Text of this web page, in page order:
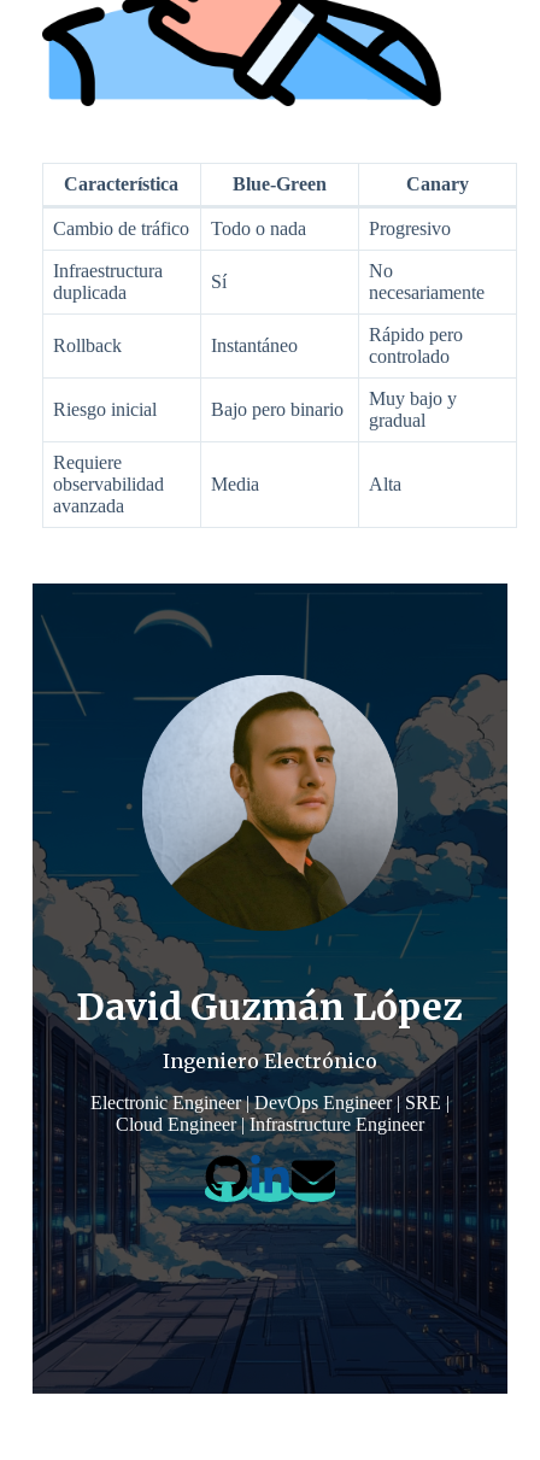
Característica Blue-Green Canary
Cambio de tráfico Todo o nada Progresivo
Infraestructura
duplicada
Sí
No
necesariamente
Rollback Instantáneo
Rápido pero
controlado
Riesgo inicial Bajo pero binario
Muy bajo y
gradual
Requiere
observabilidad
avanzada
Media Alta
David Guzmán López
Ingeniero Electrónico
Electronic Engineer | DevOps Engineer | SRE |
Cloud Engineer | Infrastructure Engineer